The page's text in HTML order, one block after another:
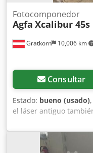
Gratkorn 10,006 km
Fotocomponedor
Agfa Xcalibur 45s
Consultar
Estado: bueno (usado)
el láser antiguo